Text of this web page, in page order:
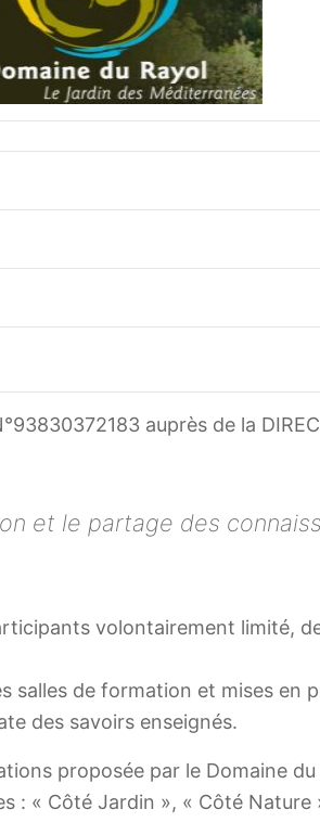
auprès de la
et le partage des
volontairement limité,
salles de formation et mises
des savoirs enseignés.
proposée par le Domaine
« Côté Jardin », « Côté Nature